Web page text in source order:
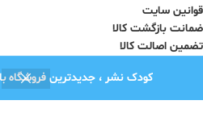
کودک نشر ، جدیدترین فروشگاه
قوانین سایت
ضمانت بازگشت کالا
تضمین اصالت کالا
نماد اعتماد الکترونیک